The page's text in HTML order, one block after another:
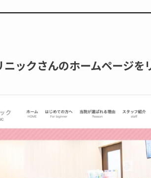
ックさんのホームページを